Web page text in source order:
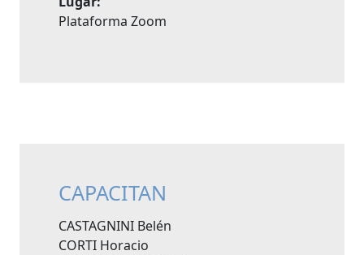
Plataforma Zoom
CAPACITAN
CASTAGNINI Belén
CORTI Horacio